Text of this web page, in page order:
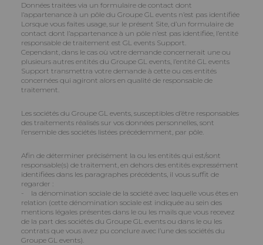
Données traitées via un formulaire de contact dont
l’appartenance à un pôle du Groupe GL events n’est pas identifiée
Lorsque vous faites usage, sur le présent Site, d’un formulaire de
contact dont l’appartenance à un pôle n’est pas identifiée, l’entité
responsable de traitement est GL events Support.
Cependant, dans le cas où votre demande concernerait une ou
plusieurs autres entités du Groupe GL events, l’entité GL events
Support transmettra votre demande à cette ou ces entités
concernées qui agiront alors en qualité de responsable de
traitement.
Les sociétés du Groupe GL events, susceptibles d’être responsables
des traitements réalisés sur vos données personnelles, sont
l’ensemble des sociétés listées précédemment, par pôle.
Afin de déterminer précisément la ou les entités qui est/sont
responsable(s) de traitement, en dehors des entités expressément
identifiées dans les paragraphes précédents, il vous suffit de
regarder :
- la dénomination sociale de la société avec laquelle vous êtes en
relation (cette dénomination sociale est indiquée au sein des
mentions légales présentes dans le ou les mails que vous recevez
de la part des sociétés du Groupe GL events ou dans le ou les
contrats que vous avez pu conclure avec l’une des sociétés du
Groupe GL events).